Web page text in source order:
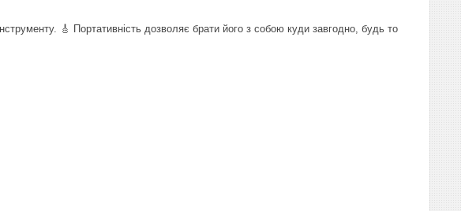
🎸 Портативність дозволяє брати його з собою куди завгодно, будь то